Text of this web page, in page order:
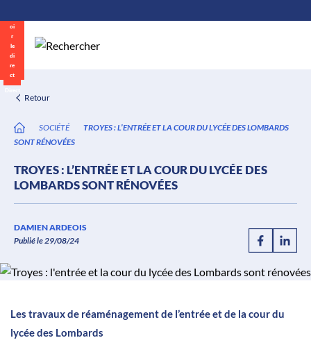
au
contenu
Retour
SOCIÉTÉ
TROYES : L’ENTRÉE ET LA COUR DU LYCÉE DES LOMBARDS
SONT RÉNOVÉES
TROYES : L’ENTRÉE ET LA COUR DU LYCÉE DES
LOMBARDS SONT RÉNOVÉES
DAMIEN ARDEOIS
Publié le 29/08/24
Les travaux de réaménagement de l’entrée et de la cour du
lycée des Lombards